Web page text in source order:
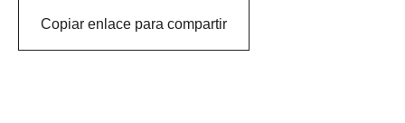
Copiar enlace para compartir